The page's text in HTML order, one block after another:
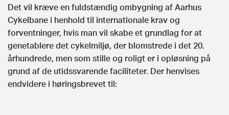
Det vil kræve en fuldstændig ombygning af Aarhus
Cykelbane i henhold til internationale krav og
forventninger, hvis man vil skabe et grundlag for at
genetablere det cykelmiljø, der blomstrede i det 20.
århundrede, men som stille og roligt er i opløsning på
grund af de utidssvarende faciliteter. Der henvises
endvidere i høringsbrevet til: